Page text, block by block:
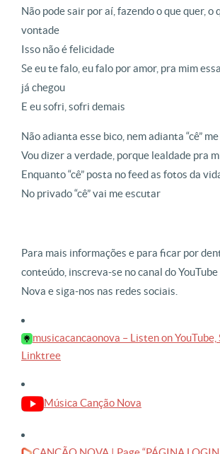
Não pode sair por aí, fazendo o que quer, o
vontade
Isso não é felicidade
Se eu te falo, eu falo por amor, pra mim
já chegou
E eu sofri, sofri demais
Não adianta esse bico, nem adianta “cê”
Vou dizer a verdade, porque lealdade pra
Enquanto “cê” posta no feed as fotos da
No privado “cê” vai me escutar
Para mais informações e para ficar por
conteúdo, inscreva-se no canal do
Nova e siga-nos nas redes sociais.
musicacancaonova – Listen on
Linktree
Música Canção Nova